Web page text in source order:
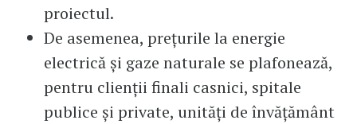
proiectul.
De asemenea, preţurile la energie
electrică şi gaze naturale se plafonează,
pentru clienţii finali casnici, spitale
publice şi private, unităţi de învăţământ